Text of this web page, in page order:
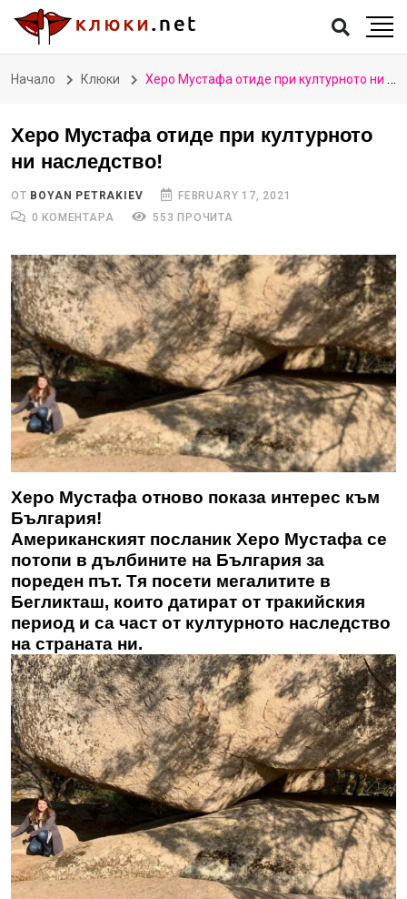
Начало Клюки Херо Мустафа отиде при културното ни наследство!
Херо Мустафа отиде при културното
ни наследство!
ОТ BOYAN PETRAKIEV
FEBRUARY 17, 2021
0 КОМЕНТАРА
553 ПРОЧИТА
Херо Мустафа отново показа интерес към
България!
Американският посланик Херо Мустафа се
потопи в дълбините на България за
пореден път. Тя посети мегалитите в
Бегликташ, които датират от тракийския
период и са част от културното наследство
на страната ни.